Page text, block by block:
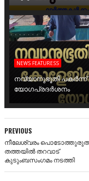
NEWS FEATURESS
നവ്യാനുഭൂതി പകർന്ന്
യോഗപ്രദർശനം
PREVIOUS
നീലേശ്വരം
തത്തയിൽ തറവാട്
കുടുംബസംഗമം നടത്തി